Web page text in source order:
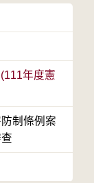
年度憲
制條例案